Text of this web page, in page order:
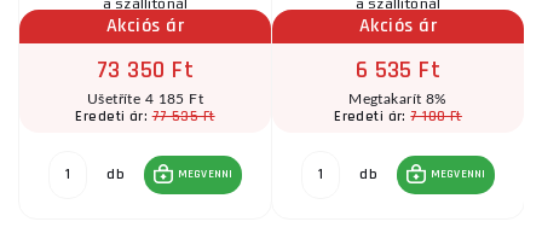
Akciós ár
73 350 Ft
Ušetříte 4 185 Ft
Eredeti ár:77 535 Ft
db MEGVENNI
Akciós ár
6 535 Ft
Megtakarít 8%
Eredeti ár:7 100 Ft
db MEGVENNI